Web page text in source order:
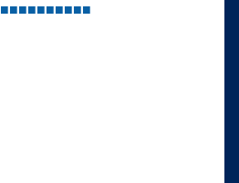
■■■■■■■■■■